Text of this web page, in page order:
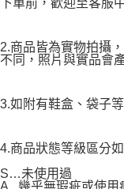
下單前，歡迎至客服
2.商品皆為實物拍攝
不同，照片與實品會
3.如附有鞋盒、袋子
4.商品狀態等級區分如
S…未使用過
A...幾乎無瑕疵或使用